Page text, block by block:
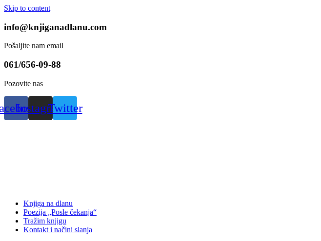
Skip to content
info@knjiganadlanu.com
Pošaljite nam email
061/656-09-88
Pozovite nas
InstagramTwitter
Knjiga na dlanu
Poezija „Posle čekanja“
Tražim knjigu
Kontakt i načini slanja